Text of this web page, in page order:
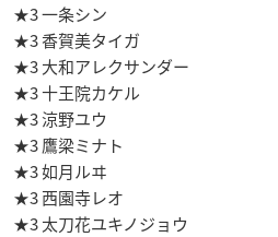
★3 一条シン
★3 香賀美タイガ
★3 大和アレクサンダー
★3 十王院カケル
★3 涼野ユウ
★3 鷹梁ミナト
★3 如月ルヰ
★3 西園寺レオ
★3 太刀花ユキノジョウ